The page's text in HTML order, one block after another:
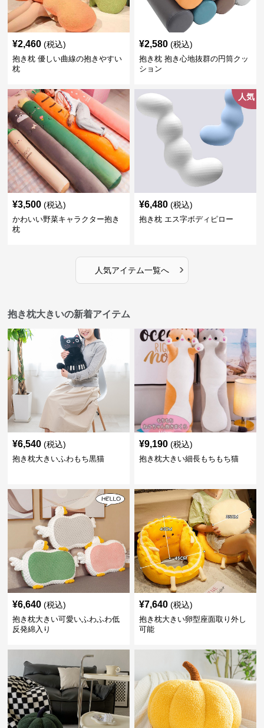
¥2,460 (税込)
抱き枕 優しい曲線の抱きやすい
枕
¥2,580 (税込)
抱き枕 抱き心地抜群の円筒クッ
ション
¥3,500 (税込)
かわいい野菜キャラクター抱き
枕
人気
¥6,480 (税込)
抱き枕 エス字ボディピロー
人気アイテム一覧へ ›
抱き枕大きいの新着アイテム
¥6,540 (税込)
抱き枕大きいふわもち黒猫
¥9,190 (税込)
抱き枕大きい細長もちもち猫
¥6,640 (税込)
抱き枕大きい可愛いふわふわ低
反発綿入り
¥7,640 (税込)
抱き枕大きい卵型座面取り外し
可能